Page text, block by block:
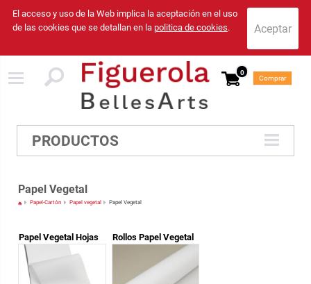
El acceso y uso de la Web implica la aceptación en el uso
de las cookies que se detallan en la politica de cookies.
0
Comprar
PRODUCTOS
Papel Vegetal
Papel-Cartón Papel vegetal Papel Vegetal
Papel Vegetal Hojas Rollos Papel Vegetal